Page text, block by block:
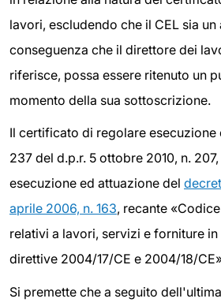
lavori, escludendo che il CEL sia
conseguenza che il direttore dei
riferisce, possa essere ritenuto un
momento della sua sottoscrizione.
Il certificato di regolare
237 del d.p.r. 5 ottobre 2010, n. 207,
esecuzione ed attuazione del
aprile 2006, n. 163, recante
relativi a lavori, servizi e forniture
direttive 2004/17/CE e 2004/18/CE
Si premette che a seguito